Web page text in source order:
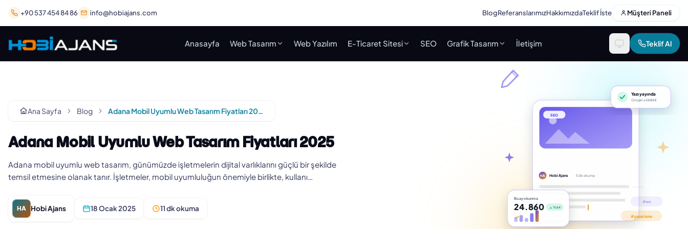
+90 537 454 84 86 info@hobiajans.com BlogReferanslarımızHakkımızdaTeklif İste Müşteri Paneli
Anasayfa Web Tasarım Web Yazılım E-Ticaret Sitesi SEO Grafik Tasarım İletişim Teklif Al
Ana Sayfa Blog Adana Mobil Uyumlu Web Tasarım Fiyatları 2025
Adana Mobil Uyumlu Web Tasarım Fiyatları 2025
Adana mobil uyumlu web tasarım, günümüzde işletmelerin dijital varlıklarını güçlü bir şekilde
temsil etmesine olanak tanır. İşletmeler, mobil uyumluluğun önemiyle birlikte, kullanı…
HA Hobi Ajans 18 Ocak 2025 11 dk okuma
SEO
HA Hobi Ajans · 5 dk okuma
Yazı yayında
Google’a bildirildi
Bu ay okunma
24.860 ▲ %64